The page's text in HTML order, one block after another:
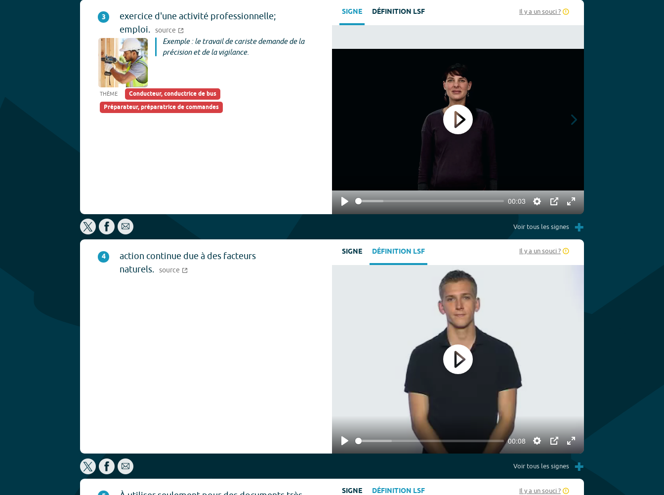
3
exercice d'une activité professionnelle;
emploi. source
Exemple : le travail de cariste demande de la
précision et de la vigilance.
THÈME
Conducteur, conductrice de bus
Préparateur, préparatrice de commandes
SIGNE DÉFINITION LSF Il y a un souci ?
Play
00:03
Settings
PIP Enter
fullscreen
Play
Voir tous les signes +
4
action continue due à des facteurs
naturels. source
SIGNE DÉFINITION LSF Il y a un souci ?
Play
00:08
Settings
PIP Enter
fullscreen
Play
Voir tous les signes +
SIGNE DÉFINITION LSF Il y a un souci ?